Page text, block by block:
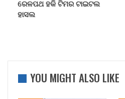
ରେଳପଥ ହକି ଟିମର ଟାଇଟଲ
ହାସଲ
YOU MIGHT ALSO LIKE